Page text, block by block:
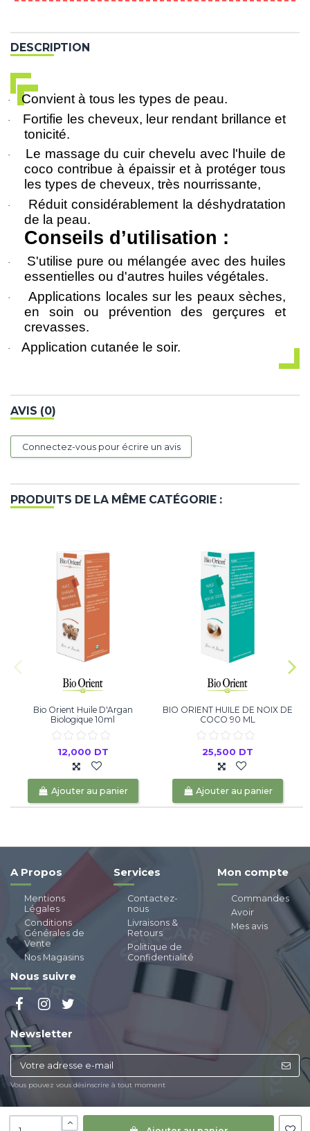
DESCRIPTION
· Convient à tous les types de peau.
·
Fortifie les cheveux, leur rendant brillance et
tonicité.
·
Le massage du cuir chevelu avec l'huile de
coco contribue à épaissir et à protéger tous
les types de cheveux, très nourrissante,
·
Réduit considérablement la déshydratation
de la peau.
Conseils d’utilisation :
·
S'utilise pure ou mélangée avec des huiles
essentielles ou d'autres huiles végétales.
·
Applications locales sur les peaux sèches,
en soin ou prévention des gerçures et
crevasses.
· Application cutanée le soir.
AVIS (0)
Connectez-vous pour écrire un avis
PRODUITS DE LA MÊME CATÉGORIE :
Bio Orient Huile D'Argan
Biologique 10ml
12,000 DT
Ajouter au panier
BIO ORIENT HUILE DE NOIX DE
COCO 90 ML
25,500 DT
Ajouter au panier
A Propos
Mentions
Légales
Conditions
Générales de
Vente
Nos Magasins
Services
Contactez-
nous
Livraisons &
Retours
Politique de
Confidentialité
Mon compte
Commandes
Avoir
Mes avis
Nous suivre
Newsletter
Vous pouvez vous désinscrire à tout moment